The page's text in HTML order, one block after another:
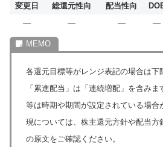
変更日 総還元性向 配当性向
―
― ― ―
各還元目標等がレンジ表記の場合は下
「累進配当」は「連続増配」を含み
等は時期や期間が設定されている場合
現については、株主還元方針や配当方
の原文をご確認ください。